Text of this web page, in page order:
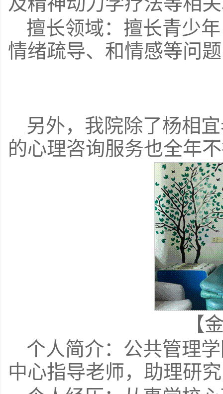
擅长领域：擅长青少
情绪疏导、和情感等问
另外，我院除了杨相
的心理咨询服务也全年
【
个人简介：公共管理
中心指导老师，助理研